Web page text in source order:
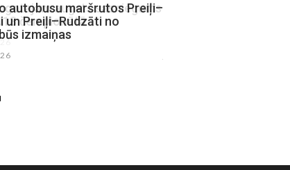
autobusu maršrutos Preiļi–
un Preiļi–Rudzāti no
izmaiņas